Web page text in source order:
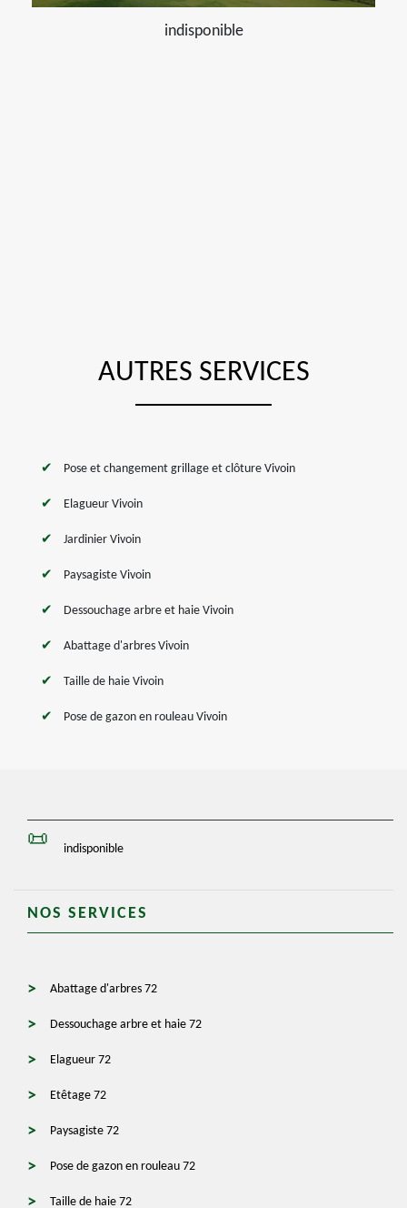
indisponible
AUTRES SERVICES
Pose et changement grillage et clôture Vivoin
Elagueur Vivoin
Jardinier Vivoin
Paysagiste Vivoin
Dessouchage arbre et haie Vivoin
Abattage d'arbres Vivoin
Taille de haie Vivoin
Pose de gazon en rouleau Vivoin
indisponible
NOS SERVICES
Abattage d'arbres 72
Dessouchage arbre et haie 72
Elagueur 72
Etêtage 72
Paysagiste 72
Pose de gazon en rouleau 72
Taille de haie 72